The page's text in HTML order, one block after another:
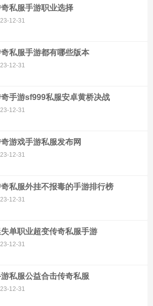
私服手游职业选择
12-31
私服手游都有哪些版本
12-31
手游sf999私服安卓黄桥决战
12-31
游戏手游私服发布网
12-31
私服外挂不报毒的手游排行榜
12-31
单职业超变传奇私服手游
12-31
私服公益合击传奇私服
12-31